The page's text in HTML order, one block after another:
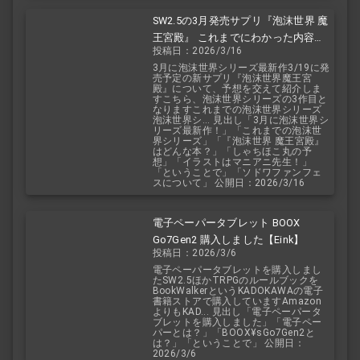
SW2.5の3月発売サプリ『泡沫世界 魔
王宮殿』 これまでにわかった内容を
予想を交えて紹介
投稿日：2026/3/16
3月に泡沫世界シリーズ最新作3/19に発
売予定の新サプリ『泡沫世界魔王宮
殿』について、予想を交えて紹介しま
すこちら、泡沫世界シリーズの3作目と
なりますこれまでの泡沫世界シリーズ
泡沫世界シ... 見出し「3月に泡沫世界シ
リーズ最新作！」「これまでの泡沫世
界シリーズ」「『泡沫世界 魔王宮殿』
はどんな本？」「しゃちほこ丸の予
想」「イラストはマニアニ先生！」
「ということで」「ソドワファンフェ
スについて」 公開日：2026/3/16
電子ペーパータブレット BOOX
Go7Gen2 購入しました【Eink】
投稿日：2026/3/6
電子ペーパータブレットを購入しまし
たSW2.5ほかTRPGのルールブックを
BookWalkerというKADOKAWAの電子
書籍ストアで購入していますAmazon
よりもKAD... 見出し「電子ペーパータ
ブレットを購入しました」「電子ペー
パーとは？」「BOOX¥sGo7Gen2と
は？」「ということで」 公開日：
2026/3/6